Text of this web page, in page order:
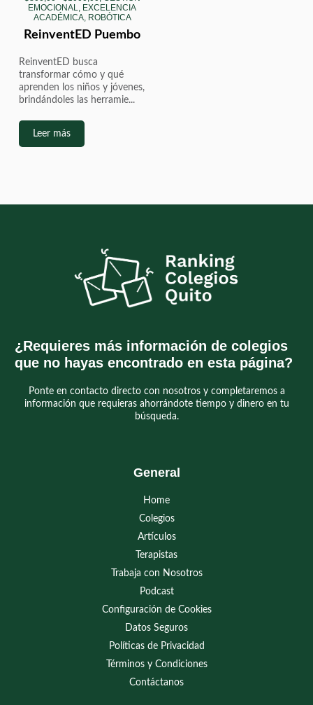
EMOCIONAL, EXCELENCIA
ACADÉMICA, ROBÓTICA
ReinventED Puembo
ReinventED busca
transformar cómo y qué
aprenden los niños y jóvenes,
brindándoles las herramie...
Leer más
¿Requieres más información de colegios
que no hayas encontrado en esta página?
Ponte en contacto directo con nosotros y completaremos a
información que requieras ahorrándote tiempo y dinero en tu
búsqueda.
General
Home
Colegios
Artículos
Terapistas
Trabaja con Nosotros
Podcast
Configuración de Cookies
Datos Seguros
Políticas de Privacidad
Términos y Condiciones
Contáctanos